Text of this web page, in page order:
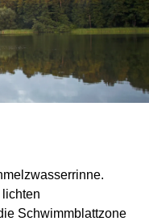
Schwimmblattzone